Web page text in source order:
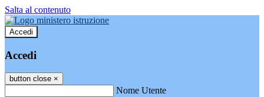
Salta al contenuto
Accedi
Accedi
button close ×
Nome Utente